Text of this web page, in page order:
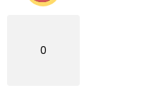
0